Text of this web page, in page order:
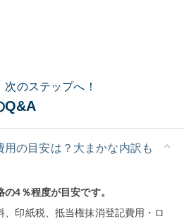
のステップへ！
Q&A
用の目安は？大まかな内訳も
4％程度が目安です。
、印紙税、抵当権抹消登記費用・ロ